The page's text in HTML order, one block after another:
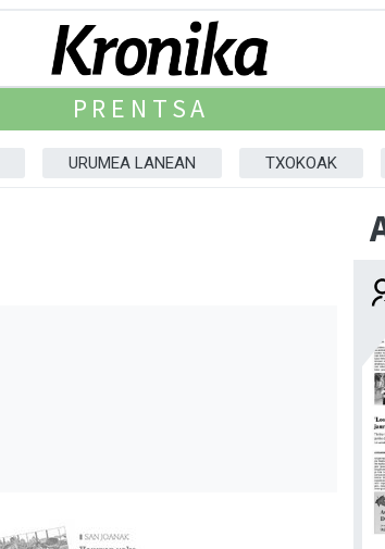
PRENTSA
URUMEA LANEAN TXOKOAK